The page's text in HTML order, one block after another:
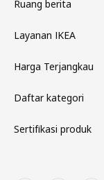
Ruang berita
Layanan IKEA
Harga Terjangkau
Daftar kategori
Sertifikasi produk